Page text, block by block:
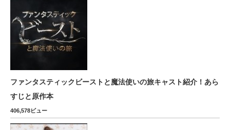
ファンタスティックビーストと魔法使いの旅キャスト紹介！あら
すじと原作本
406,578ビュー